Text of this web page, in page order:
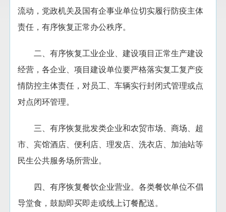
流动，党政机关及国有企事业单位切实履行防疫主体
责任，有序恢复正常办公秩序。
二、有序恢复工业企业、建设项目正常生产建设
经营，各企业、项目建设单位要严格落实复工复产疫
情防控主体责任，对员工、车辆实行封闭式管理或点
对点闭环管理。
三、有序恢复批发类企业和农贸市场、商场、超
市、宾馆酒店、便利店、理发店、洗衣店、加油站等
民生公共服务场所营业。
四、有序恢复餐饮企业营业。各类餐饮单位不倡
导堂食，鼓励即买即走或线上订餐配送。